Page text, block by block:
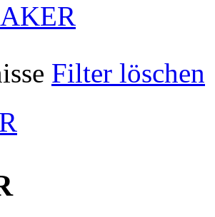
Filter löschen